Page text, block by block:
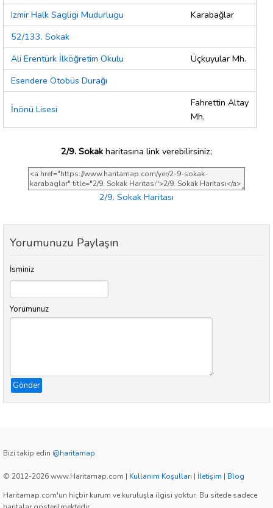
Izmir Halk Sagligi Mudurlugu
Karabağlar
52/133. Sokak
Ali Erentürk İlköğretim Okulu
Üçkuyular Mh.
Esendere Otobüs Durağı
İnönü Lisesi
Fahrettin Altay
Mh.
2/9. Sokak haritasına link verebilirsiniz;
2/9. Sokak Haritası
Yorumunuzu Paylaşın
İsminiz
Yorumunuz
Gönder
Bizi takip edin @haritamap
© 2012-2026 www.Haritamap.com | Kullanım Koşulları | İletişim | Blog
Haritamap.com'un hiçbir kurum ve kuruluşla ilgisi yoktur. Bu sitede sadece